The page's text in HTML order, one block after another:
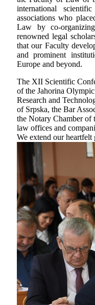
international
associations who
Law by co-
renowned legal
that our Faculty
and prominent
Europe and beyond.
The XII Scientific
of the Jahorina
Research and
of Srpska, the Bar
the Notary Chamber of
law offices and
We extend our